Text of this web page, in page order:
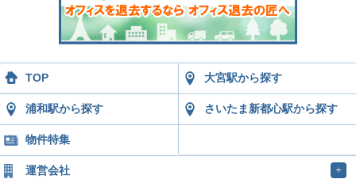
TOP 大宮駅から探す
浦和駅から探す さいたま新都心駅から探す
物件特集
運営会社 ＋